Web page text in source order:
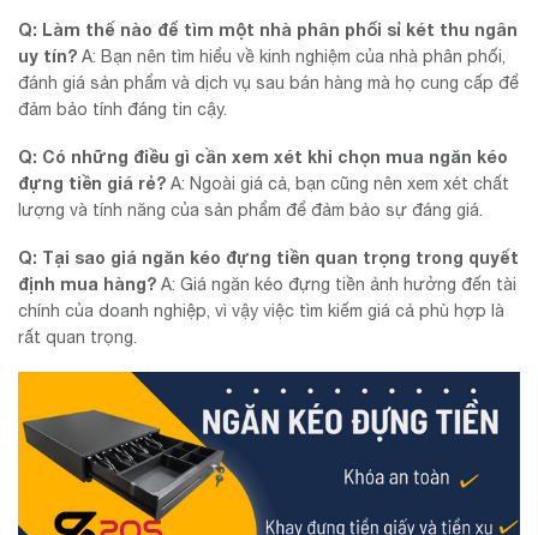
Q: Làm thế nào để tìm một nhà phân phối sỉ két thu ngân
uy tín? A: Bạn nên tìm hiểu về kinh nghiệm của nhà phân phối,
đánh giá sản phẩm và dịch vụ sau bán hàng mà họ cung cấp để
đảm bảo tính đáng tin cậy.
Q: Có những điều gì cần xem xét khi chọn mua ngăn kéo
đựng tiền giá rẻ? A: Ngoài giá cả, bạn cũng nên xem xét chất
lượng và tính năng của sản phẩm để đảm bảo sự đáng giá.
Q: Tại sao giá ngăn kéo đựng tiền quan trọng trong quyết
định mua hàng? A: Giá ngăn kéo đựng tiền ảnh hưởng đến tài
chính của doanh nghiệp, vì vậy việc tìm kiếm giá cả phù hợp là
rất quan trọng.